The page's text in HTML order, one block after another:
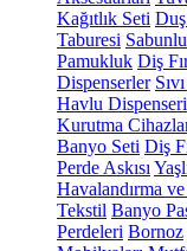
Kağıtlık Seti Duş
Taburesi
Pamukluk Diş
Dispenserler
Havlu Dispenseri
Kurutma
Banyo Seti Diş
Perde Askısı
Havalandırma ve
Tekstil Banyo
Perdeleri Bornoz